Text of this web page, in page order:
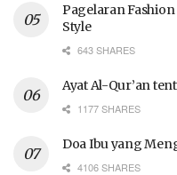
Pagelaran
Style
643 SHARES
Ayat Al-Qur’an
1177 SHARES
Doa Ibu yang
4106 SHARES